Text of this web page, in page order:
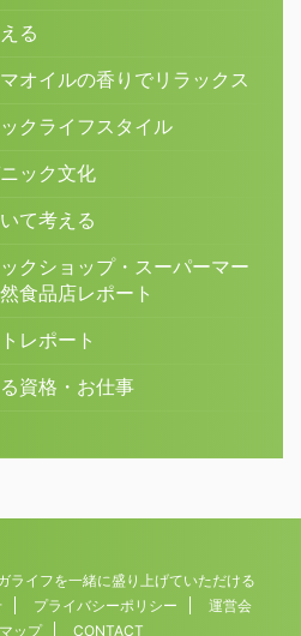
る
オイルの香りでリラックス
クライフスタイル
ック文化
て考える
クショップ・スーパーマー
食品店レポート
レポート
資格・お仕事
ライフを一緒に盛り上げていただける
プライバシーポリシー
運営会
ップ CONTACT